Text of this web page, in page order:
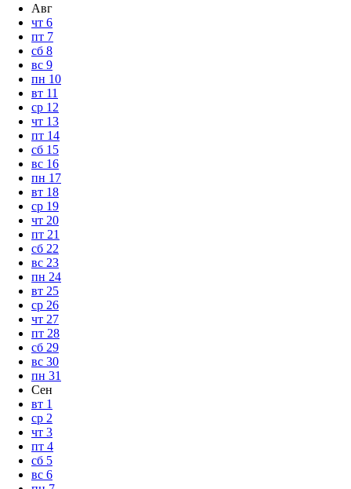
Авг
чт 6
пт 7
сб 8
вс 9
пн 10
вт 11
ср 12
чт 13
пт 14
сб 15
вс 16
пн 17
вт 18
ср 19
чт 20
пт 21
сб 22
вс 23
пн 24
вт 25
ср 26
чт 27
пт 28
сб 29
вс 30
пн 31
Сен
вт 1
ср 2
чт 3
пт 4
сб 5
вс 6